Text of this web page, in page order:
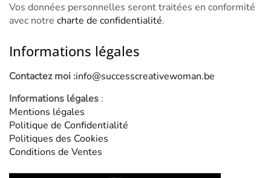
Vos données personnelles seront traitées en conformité
avec notre charte de confidentialité.
Informations légales
Contactez moi :info@successcreativewoman.be
Informations légales :
Mentions légales
Politique de Confidentialité
Politiques des Cookies
Conditions de Ventes